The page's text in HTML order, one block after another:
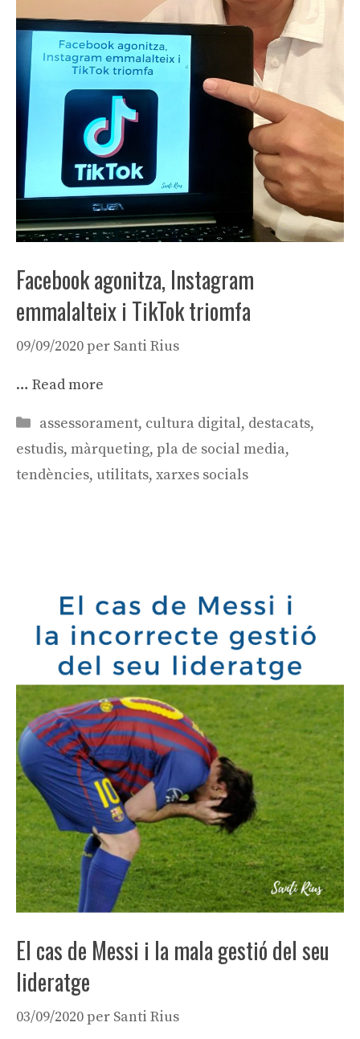
Facebook agonitza, Instagram
emmalalteix i TikTok triomfa
09/09/2020per Santi Rius
… Read more
Categories
assessorament, cultura digital, destacats,
estudis, màrqueting, pla de social media,
tendències, utilitats, xarxes socials
El cas de Messi i la mala gestió del seu
lideratge
03/09/2020per Santi Rius